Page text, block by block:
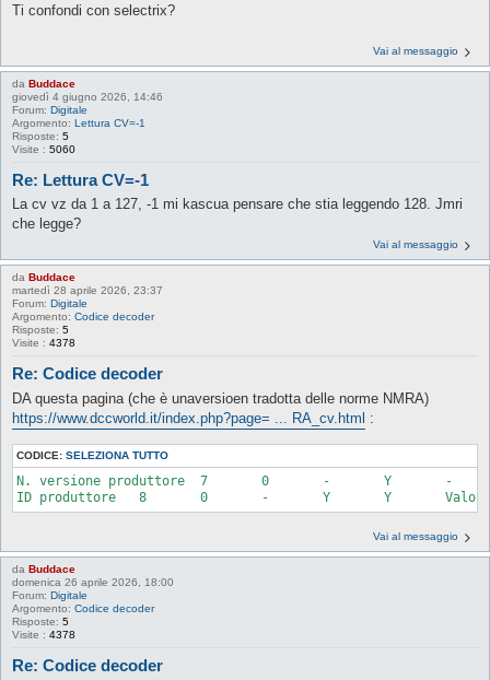
Ti confondi con selectrix?
Vai al messaggio
da Buddace
giovedì 4 giugno 2026, 14:46
Forum: Digitale
Argomento: Lettura CV=-1
Risposte: 5
Visite : 5060
Re: Lettura CV=-1
La cv vz da 1 a 127, -1 mi kascua pensare che stia leggendo 128. Jmri
che legge?
Vai al messaggio
da Buddace
martedì 28 aprile 2026, 23:37
Forum: Digitale
Argomento: Codice decoder
Risposte: 5
Visite : 4378
Re: Codice decoder
DA questa pagina (che è unaversioen tradotta delle norme NMRA)
https://www.dccworld.it/index.php?page= ... RA_cv.html :
CODICE: SELEZIONA TUTTO
N. versione produttore 	7 	0 	- 	Y 	- 	Info versione definita dal produttore
Vai al messaggio
da Buddace
domenica 26 aprile 2026, 18:00
Forum: Digitale
Argomento: Codice decoder
Risposte: 5
Visite : 4378
Re: Codice decoder